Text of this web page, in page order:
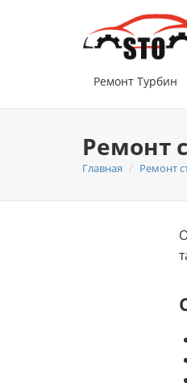
Ремонт Турбин
Ремонт
Главная Ремонт